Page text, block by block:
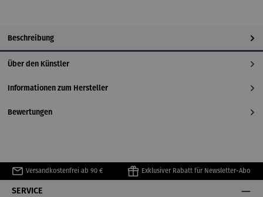
Beschreibung
Über den Künstler
Informationen zum Hersteller
Bewertungen
Versandkostenfrei ab 90 € Exklusiver Rabatt für Newsletter-Abo
SERVICE